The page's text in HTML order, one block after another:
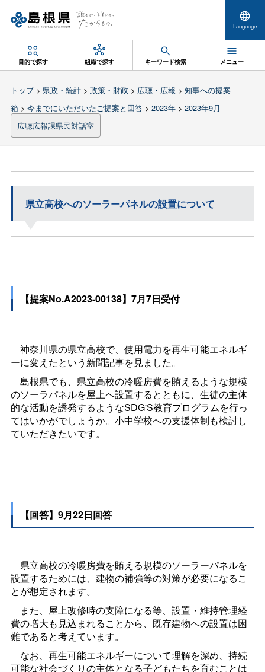
Language
目的で探す 組織で探す キーワード検索 メニュー
トップ> 県政・統計> 政策・財政 > 広聴・広報 > 知事への提案
箱> 今までにいただいたご提案と回答> 2023年> 2023年9月
広聴広報課県民対話室
県立高校へのソーラーパネルの設置について
【提案No.A2023-00138】7月7日受付
神奈川県の県立高校で、使用電力を再生可能エネルギ
ーに変えたという新聞記事を見ました。
島根県でも、県立高校の冷暖房費を賄えるような規模
のソーラパネルを屋上へ設置するとともに、生徒の主体
的な活動を誘発するようなSDG'S教育プログラムを行っ
てはいかがでしょうか。小中学校への支援体制も検討し
ていただきたいです。
【回答】9月22日回答
県立高校の冷暖房費を賄える規模のソーラーパネルを
設置するためには、建物の補強等の対策が必要になるこ
とが想定されます。
また、屋上改修時の支障になる等、設置・維持管理経
費の増大も見込まれることから、既存建物への設置は困
難であると考えています。
なお、再生可能エネルギーについて理解を深め、持続
可能な社会づくりの主体となる子どもたちを育むことは